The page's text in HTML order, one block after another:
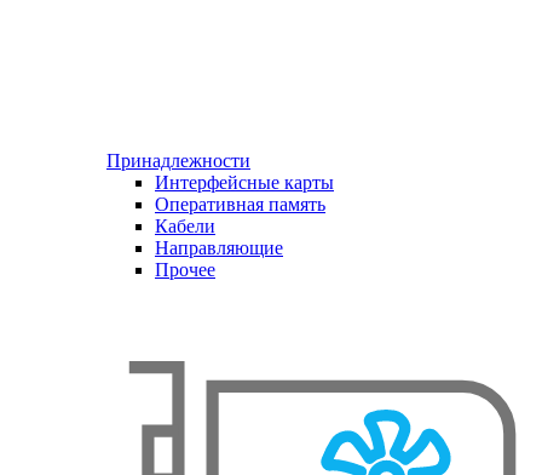
Принадлежности
Интерфейсные карты
Оперативная память
Кабели
Направляющие
Прочее